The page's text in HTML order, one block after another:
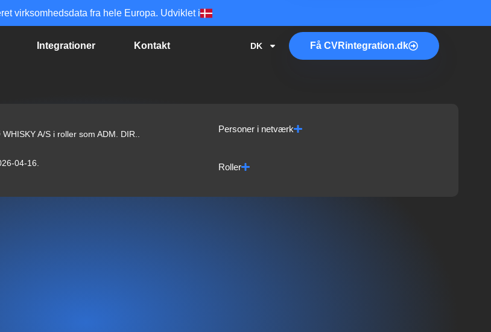
virksomhedsdata fra hele Europa. Udviklet i
Integrationer Kontakt DK FåCVRintegration.dk
A/S i roller som ADM. DIR..
04-16.
Personer i netværk
Roller